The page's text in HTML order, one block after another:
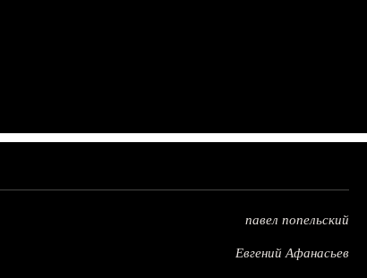
павел попельский
Евгений Афанасьев